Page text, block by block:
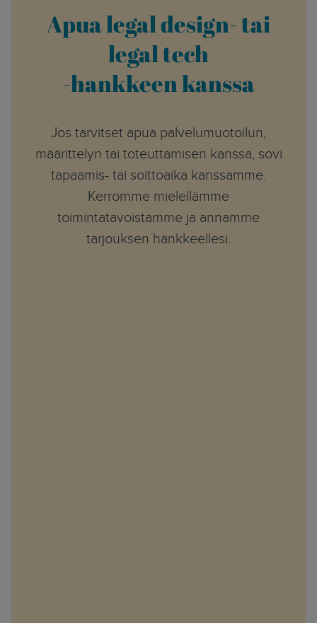
Apua legal design- tai
legal tech
-hankkeen kanssa
Jos tarvitset apua palvelumuotoilun,
määrittelyn tai toteuttamisen kanssa, sovi
tapaamis- tai soittoaika kanssamme.
Kerromme mielellämme
toimintatavoistamme ja annamme
tarjouksen hankkeellesi.